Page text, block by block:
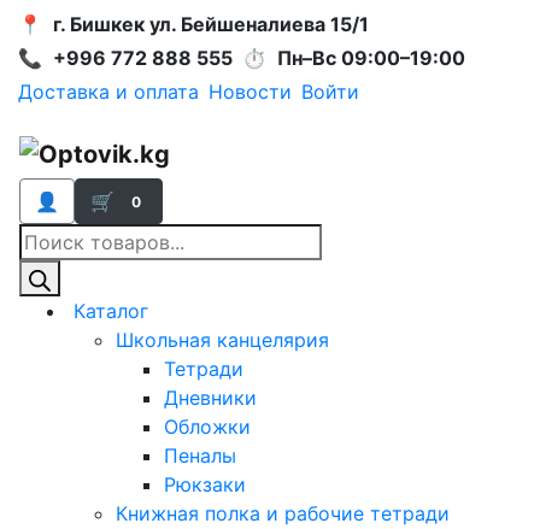
📍
г. Бишкек ул. Бейшеналиева 15/1
📞 +996 772 888 555 ⏱ Пн–Вс 09:00–19:00
Доставка и оплата Новости Войти
👤 🛒 0
Поиск
товаров
Каталог
Школьная канцелярия
Тетради
Дневники
Обложки
Пеналы
Рюкзаки
Книжная полка и рабочие тетради